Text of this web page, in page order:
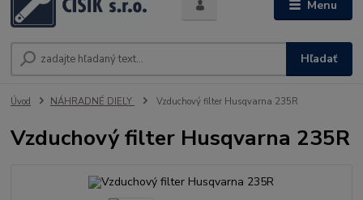
Menu
Hľadať
Úvod NÁHRADNÉ DIELY Vzduchový filter Husqvarna 235R
Vzduchový filter Husqvarna 235R